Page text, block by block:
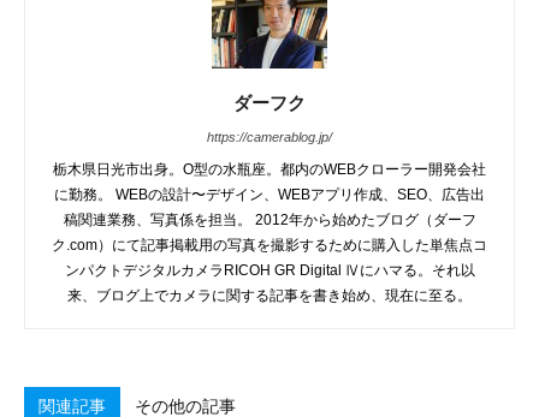
ダーフク
https://camerablog.jp/
栃木県日光市出身。O型の水瓶座。都内のWEBクローラー開発会社
に勤務。 WEBの設計〜デザイン、WEBアプリ作成、SEO、広告出
稿関連業務、写真係を担当。 2012年から始めたブログ（ダーフ
ク.com）にて記事掲載用の写真を撮影するために購入した単焦点コ
ンパクトデジタルカメラRICOH GR Digital Ⅳにハマる。それ以
来、ブログ上でカメラに関する記事を書き始め、現在に至る。
関連記事 その他の記事